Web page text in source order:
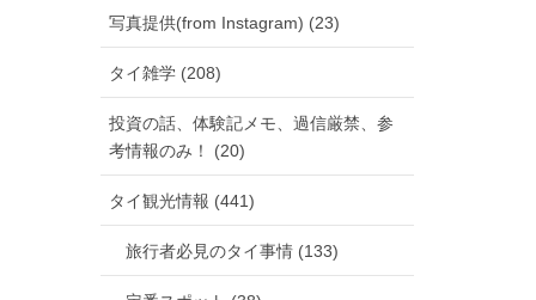
写真提供(from Instagram) (23)
タイ雑学 (208)
投資の話、体験記メモ、過信厳禁、参
考情報のみ！ (20)
タイ観光情報 (441)
旅行者必見のタイ事情 (133)